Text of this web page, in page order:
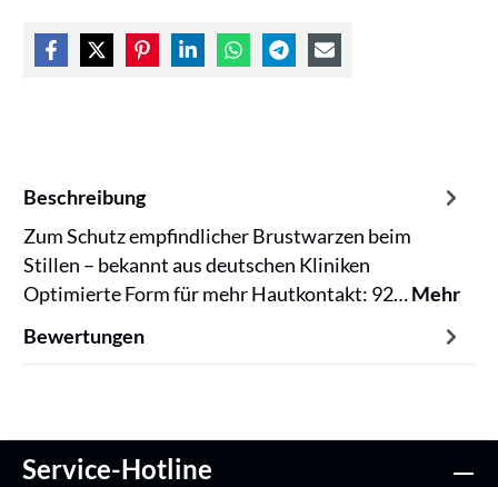
Beschreibung
Zum Schutz empfindlicher Brustwarzen beim
Stillen – bekannt aus deutschen Kliniken
Optimierte Form für mehr Hautkontakt: 92…Mehr
Bewertungen
Service-Hotline